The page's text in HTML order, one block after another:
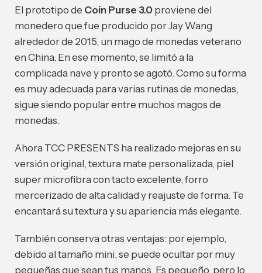
El prototipo de Coin Purse 3.0 proviene del
monedero que fue producido por Jay Wang
alrededor de 2015, un mago de monedas veterano
en China. En ese momento, se limitó a la
complicada nave y pronto se agotó. Como su forma
es muy adecuada para varias rutinas de monedas,
sigue siendo popular entre muchos magos de
monedas.
Ahora TCC PRESENTS ha realizado mejoras en su
versión original, textura mate personalizada, piel
super microfibra con tacto excelente, forro
mercerizado de alta calidad y reajuste de forma. Te
encantará su textura y su apariencia más elegante.
También conserva otras ventajas: por ejemplo,
debido al tamaño mini, se puede ocultar por muy
pequeñas que sean tus manos. Es pequeño, pero lo